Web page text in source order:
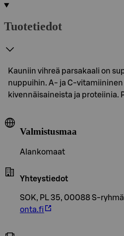
Tuotetiedot
Kauniin vihreä parsakaali on
nuppuihin. A- ja C-vitamiininen
kivennäisaineista ja proteiinia.
Valmistusmaa
Alankomaat
Yhteystiedot
SOK, PL 35, 00088 S-
onta.fi